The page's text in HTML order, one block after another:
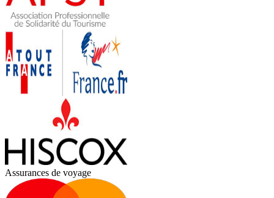
Assurances de voyage